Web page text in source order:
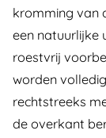
kromming van
een natuurlijke
roestvrij
worden
rechtstreeks
de overkant